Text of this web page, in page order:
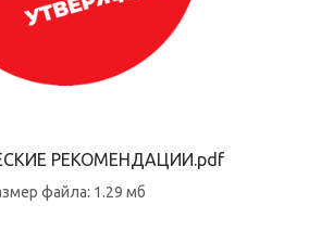
РЕКОМЕНДАЦИИ.pdf
файла: 1.29 мб